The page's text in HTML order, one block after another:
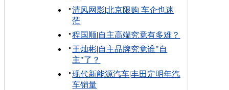
清风网影|北京限购 车企也迷
茫
程国顺|自主高端究竟有多难？
王灿彬|自主品牌究竟谁"自
主"了？
现代新能源汽车|丰田定明年汽
车销量